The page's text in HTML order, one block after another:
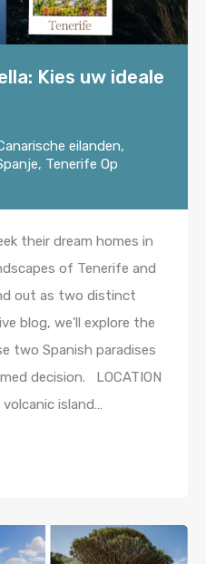
Kies uw ideale
eilanden,
, Tenerife Op
their dream homes in
of Tenerife and
out as two distinct
blog, we’ll explore the
two Spanish paradises
decision. LOCATION
volcanic island…